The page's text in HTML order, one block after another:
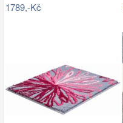
1789,-Kč